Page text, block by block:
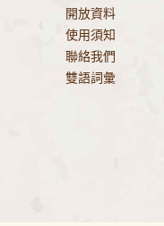
開放資料
使用須知
聯絡我們
雙語詞彙